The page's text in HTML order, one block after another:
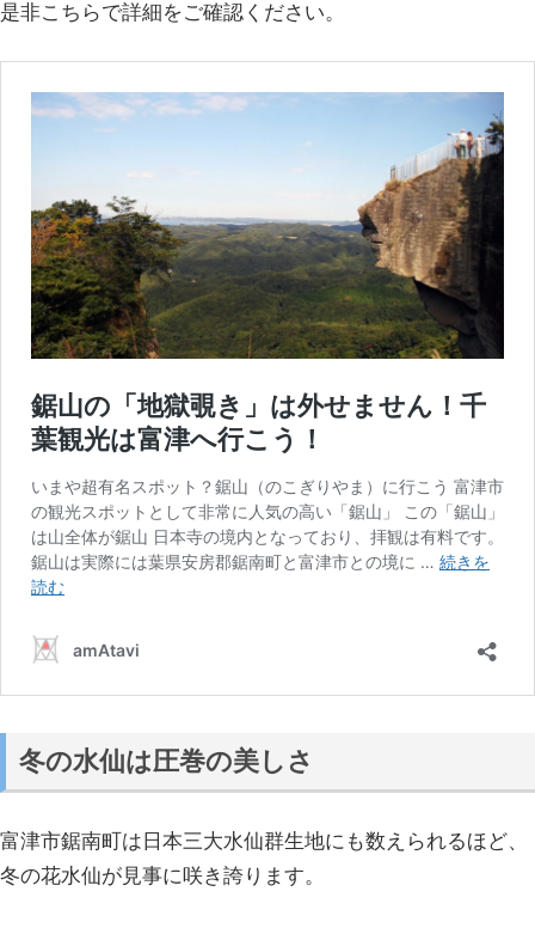
是非こちらで詳細をご確認ください。
冬の水仙は圧巻の美しさ
富津市鋸南町は日本三大水仙群生地にも数えられるほど、
冬の花水仙が見事に咲き誇ります。